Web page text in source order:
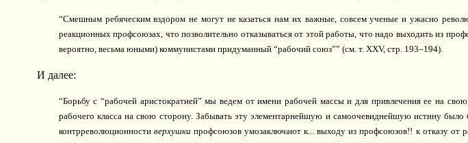
“Смешным ребяческим вздором не могут не казаться нам их важные, совсем ученые и ужасно
реакционных профсоюзах, что позволительно отказываться от этой работы, что надо выходить из
вероятно, весьма юными) коммунистами придуманный “рабочий союз”” (см. т. XXV, стр. 193–194).
И далее:
“Борьбу с “рабочей аристократией” мы ведем от имени рабочей массы и для привлечения ее на
рабочего класса на свою сторону. Забывать эту элементарнейшую и самоочевиднейшую истину
контрреволюционности верхушки профсоюзов умозаключают к... выходу из профсоюзов!! к отказу от